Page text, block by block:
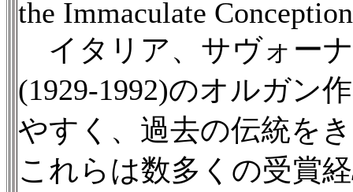
the Immaculate Conception
イタリア、サヴォー
(1929-1992)のオルガン
やすく、過去の伝統を
これらは数多くの受賞